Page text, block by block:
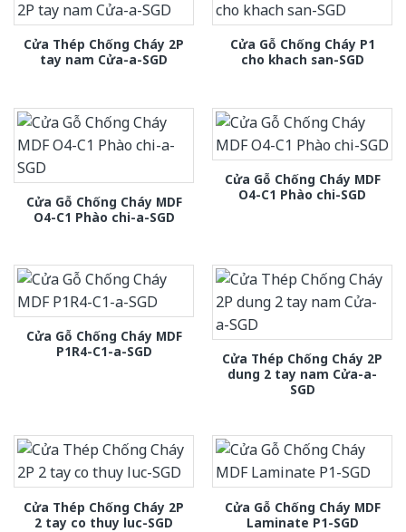
Cửa Thép Chống Cháy 2P
tay nam Cửa-a-SGD
Cửa Gỗ Chống Cháy P1
cho khach san-SGD
Cửa Gỗ Chống Cháy MDF
O4-C1 Phào chi-a-SGD
Cửa Gỗ Chống Cháy MDF
O4-C1 Phào chi-SGD
Cửa Gỗ Chống Cháy MDF
P1R4-C1-a-SGD
Cửa Thép Chống Cháy 2P
dung 2 tay nam Cửa-a-
SGD
Cửa Thép Chống Cháy 2P
2 tay co thuy luc-SGD
Cửa Gỗ Chống Cháy MDF
Laminate P1-SGD